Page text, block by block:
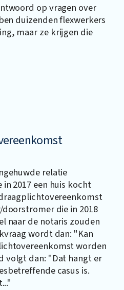
op vragen over
duizenden flexwerkers
maar ze krijgen die
relatie
2017 een huis kocht
die in 2018
naar de notaris zouden
wordt dan: "Kan
worden
volgt dan: "Dat hangt er
casus is.